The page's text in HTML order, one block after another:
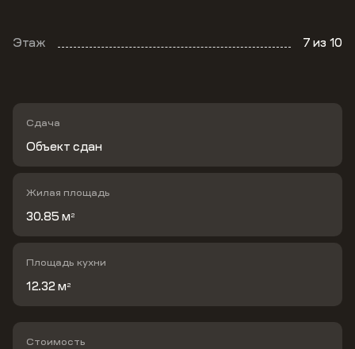
Этаж 7из 10
Сдача
Объект сдан
Жилая площадь
30.85 м 2
Площадь кухни
12.32 м 2
Стоимость